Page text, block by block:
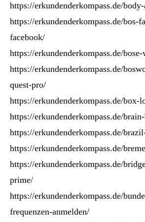
https://erkundenderkompass.de/
https://erkundenderkompass.de/bos-
facebook/
https://erkundenderkompass.de/
https://erkundenderkompass.de/
quest-pro/
https://erkundenderkompass.de/box-
https://erkundenderkompass.de/
https://erkundenderkompass.de/
https://erkundenderkompass.de/
https://erkundenderkompass.de/
prime/
https://erkundenderkompass.de/
frequenzen-anmelden/